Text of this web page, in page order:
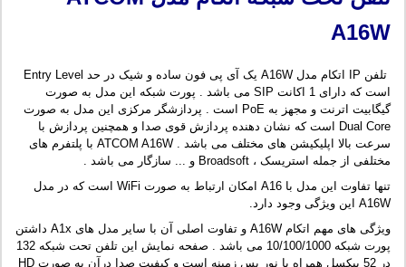
A16W
تلفن IP اتکام مدل A16W یک آی پی فون ساده و شیک در حد Entry Level
است که دارای 1 اکانت SIP می باشد . پورت شبکه این مدل به صورت
گیگابیت اترنت و مجهز به PoE است . پردازشگر مرکزی این مدل به صورت
Dual Core است که نشان دهنده پردازش قوی صدا و همچنین پردازش با
سرعت بالا اپلیکیشن های مختلف می باشد . ATCOM A16W با پلتفرم های
مختلفی از جمله استریسک ، Broadsoft و ... سازگار می باشد .
تنها تفاوت این مدل با A16 امکان ارتباط به صورت WiFi است که در مدل
A16W این ویژگی وجود دارد.
ویژگی های مهم اتکام A16W و تفاوت اصلی آن با سایر مدل های A1x داشتن
پورت شبکه 10/100/1000 می باشد . صفحه نمایش این تلفن تحت شبکه 132
در 52 پیکسل همراه با نور پس زمینه است و کیفیت صدا درآن به صورت HD